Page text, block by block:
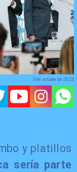
5 de octubre de 2023
y platillos
sería parte